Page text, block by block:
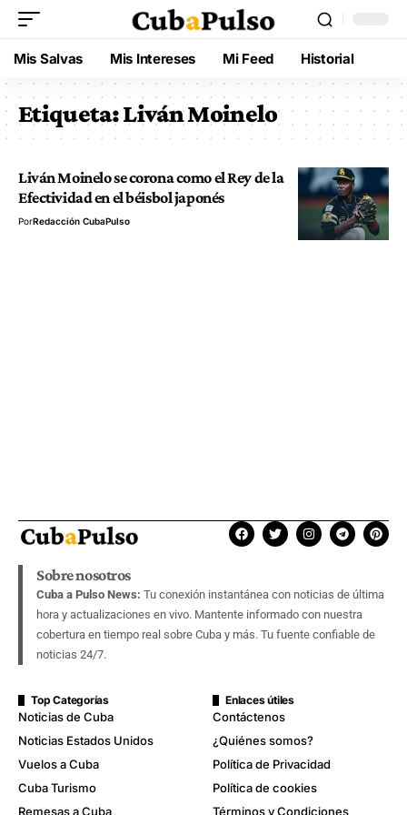
Mis Salvas Mis Intereses Mi Feed Historial
Etiqueta:Liván Moinelo
Liván Moinelo se corona como el Rey de la
Efectividad en el béisbol japonés
PorRedacción CubaPulso
Sobre nosotros
Cuba a Pulso News: Tu conexión instantánea con noticias de última
hora y actualizaciones en vivo. Mantente informado con nuestra
cobertura en tiempo real sobre Cuba y más. Tu fuente confiable de
noticias 24/7.
Top Categorías
Noticias de Cuba
Noticias Estados Unidos
Vuelos a Cuba
Cuba Turismo
Remesas a Cuba
Enlaces útiles
Contáctenos
¿Quiénes somos?
Política de Privacidad
Política de cookies
Términos y Condiciones